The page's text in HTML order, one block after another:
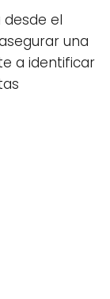
el
una
a identificar